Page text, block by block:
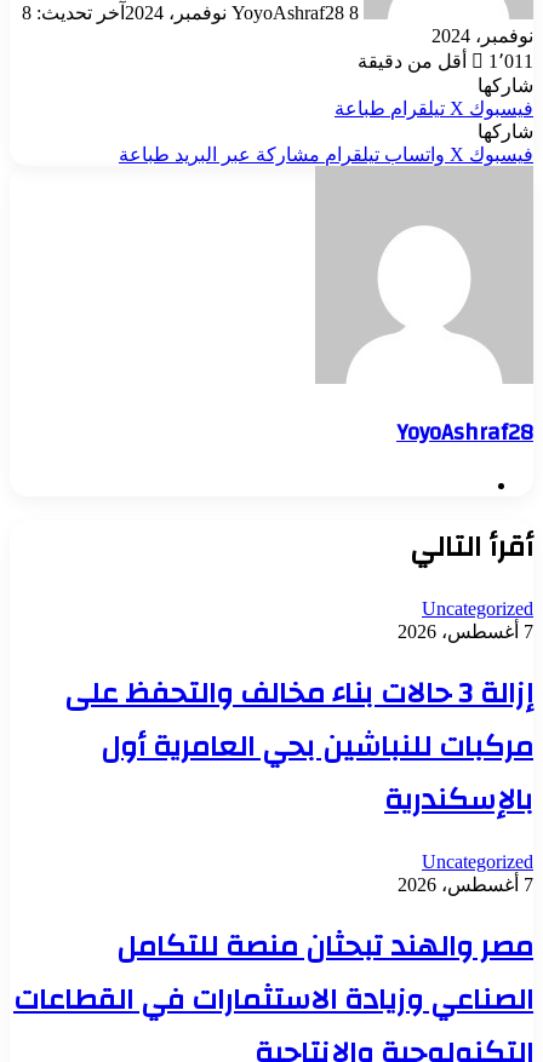
YoyoAshraf28 8 نوفمبر، 2024
آخر تحديث: 8
نوفمبر، 2024
1٬011
أقل من دقيقة
شاركها
فيسبوك ‫X تيلقرام طباعة
شاركها
فيسبوك ‫X واتساب تيلقرام مشاركة عبر البريد طباعة
YoyoAshraf28
أقرأ التالي
Uncategorized
7 أغسطس، 2026
إزالة 3 حالات بناء مخالف والتحفظ على
مركبات للنباشين بحي العامرية أول
بالإسكندرية
Uncategorized
7 أغسطس، 2026
مصر والهند تبحثان منصة للتكامل
الصناعي وزيادة الاستثمارات في القطاعات